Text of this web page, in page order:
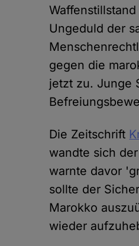
Ungeduld der
gegen die
jetzt zu. Junge
Die Zeitschrift
wandte sich
warnte davor
sollte der
Marokko
wieder